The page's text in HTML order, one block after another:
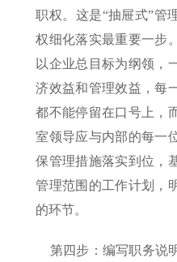
职权。这是“抽屉式”管
权细化落实最重要一步
以企业总目标为纲领，
济效益和管理效益，每
都不能停留在口号上，
室领导应与内部的每一
保管理措施落实到位，
管理范围的工作计划，
的环节。
第四步：编写职务说